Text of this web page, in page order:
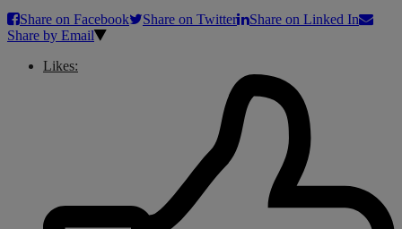
Share on Facebook
Share on Twitter
Share on Linked In
Share by Email
Likes: